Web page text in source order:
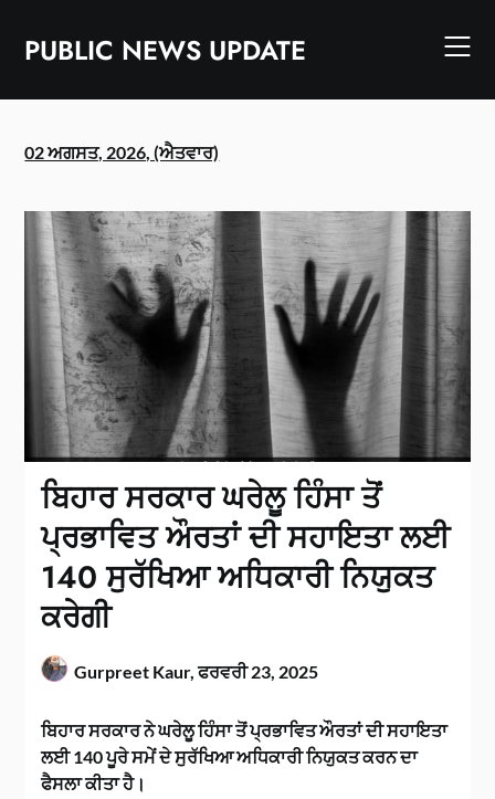
contentPUBLIC NEWS UPDATE
02 ਅਗਸਤ, 2026, (ਐਤਵਾਰ)
ਬਿਹਾਰ ਸਰਕਾਰ ਘਰੇਲੂ ਹਿੰਸਾ ਤੋਂ
ਪ੍ਰਭਾਵਿਤ ਔਰਤਾਂ ਦੀ ਸਹਾਇਤਾ ਲਈ
140 ਸੁਰੱਖਿਆ ਅਧਿਕਾਰੀ ਨਿਯੁਕਤ
ਕਰੇਗੀ
Gurpreet Kaur,ਫਰਵਰੀ 23, 2025
ਬਿਹਾਰ ਸਰਕਾਰ ਨੇ ਘਰੇਲੂ ਹਿੰਸਾ ਤੋਂ ਪ੍ਰਭਾਵਿਤ ਔਰਤਾਂ ਦੀ ਸਹਾਇਤਾ
ਲਈ 140 ਪੂਰੇ ਸਮੇਂ ਦੇ ਸੁਰੱਖਿਆ ਅਧਿਕਾਰੀ ਨਿਯੁਕਤ ਕਰਨ ਦਾ
ਫੈਸਲਾ ਕੀਤਾ ਹੈ।